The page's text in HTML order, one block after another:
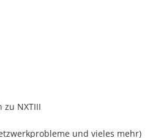
NXTIII
und vieles mehr)